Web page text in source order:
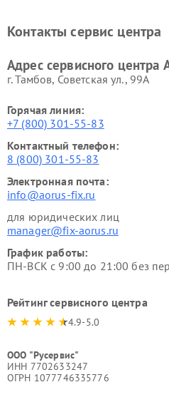
Контакты сервис центра
Адрес сервисного центра
г. Тамбов, Советская ул., 99А
Горячая линия:
+7 (800) 301-55-83
Контактный телефон:
8 (800) 301-55-83
Электронная почта:
info@aorus-fix.ru
для юридических лиц
manager@fix-aorus.ru
График работы:
ПН-ВСК с 9:00 до 21:00 без
Рейтинг сервисного центра
4.9-5.0
ООО "Русервис"
ИНН 7702633247
ОГРН 1077746335776